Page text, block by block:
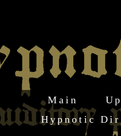
Main
Hypnotic